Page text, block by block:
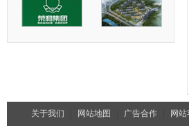
关于我们 网站地图 广告合作 网站